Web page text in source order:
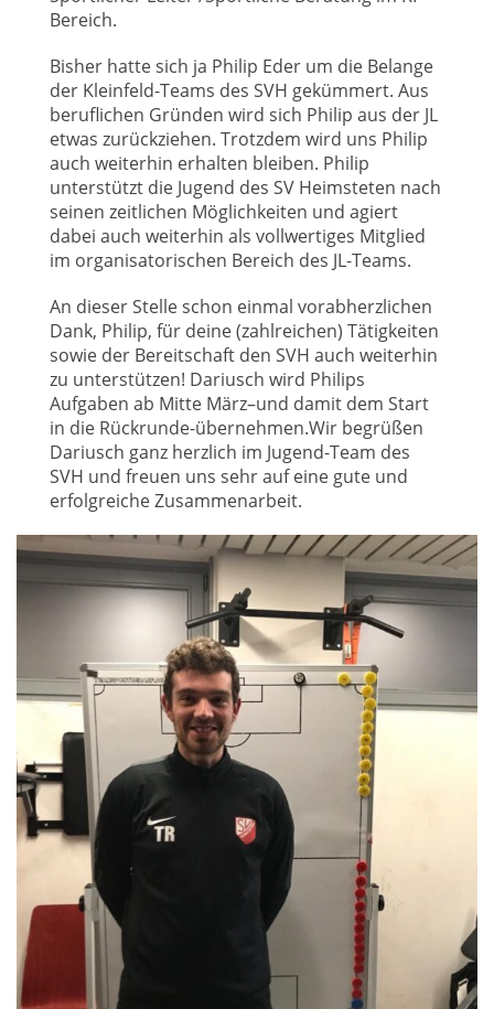
Bereich.
Bisher hatte sich ja Philip Eder um die Belange
der Kleinfeld-Teams des SVH gekümmert. Aus
beruflichen Gründen wird sich Philip aus der JL
etwas zurückziehen. Trotzdem wird uns Philip
auch weiterhin erhalten bleiben. Philip
unterstützt die Jugend des SV Heimsteten nach
seinen zeitlichen Möglichkeiten und agiert
dabei auch weiterhin als vollwertiges Mitglied
im organisatorischen Bereich des JL-Teams.
An dieser Stelle schon einmal vorabherzlichen
Dank, Philip, für deine (zahlreichen) Tätigkeiten
sowie der Bereitschaft den SVH auch weiterhin
zu unterstützen! Dariusch wird Philips
Aufgaben ab Mitte März–und damit dem Start
in die Rückrunde-übernehmen.Wir begrüßen
Dariusch ganz herzlich im Jugend-Team des
SVH und freuen uns sehr auf eine gute und
erfolgreiche Zusammenarbeit.